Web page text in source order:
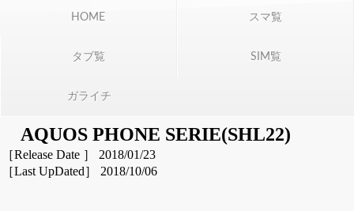
HOME スマ覧
タブ覧 SIM覧
ガライチ
AQUOS PHONE SERIE(SHL22)
［Release Date ］ 2018/01/23
［Last UpDated］ 2018/10/06